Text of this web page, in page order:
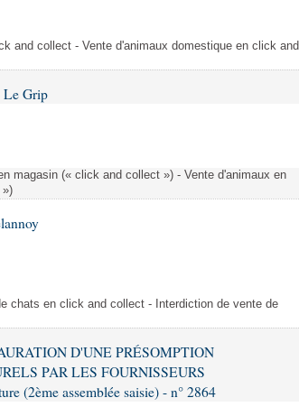
and collect - Vente d'animaux domestique en click and
Le Grip
magasin (« click and collect ») - Vente d'animaux en
»)
chats en click and collect - Interdiction de vente de
D'UNE PRÉSOMPTION
PAR LES FOURNISSEURS
(2ème assemblée saisie) - n° 2864